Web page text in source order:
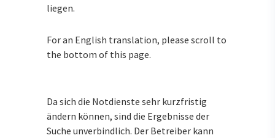
liegen.
For an English translation, please scroll to
the bottom of this page.
Da sich die Notdienste sehr kurzfristig
ändern können, sind die Ergebnisse der
Suche unverbindlich. Der Betreiber kann